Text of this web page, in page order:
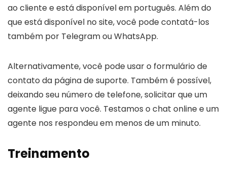
ao cliente e está disponível em português. Além do
que está disponível no site, você pode contatá-los
também por Telegram ou WhatsApp.
Alternativamente, você pode usar o formulário de
contato da página de suporte. Também é possível,
deixando seu número de telefone, solicitar que um
agente ligue para você. Testamos o chat online e um
agente nos respondeu em menos de um minuto.
Treinamento